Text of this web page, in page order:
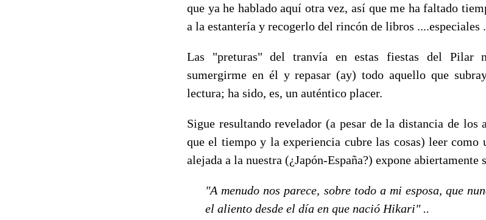
que ya he hablado aquí otra vez, así que me ha faltado
a la estantería y recogerlo del rincón de libros ....especiales
Las "preturas" del tranvía en estas fiestas del Pilar
sumergirme en él y repasar (ay) todo aquello que
lectura; ha sido, es, un auténtico placer.
Sigue resultando revelador (a pesar de la distancia de los
que el tiempo y la experiencia cubre las cosas) leer como
alejada a la nuestra (¿Japón-España?) expone
"A menudo nos parece, sobre todo a mi esposa, que
el aliento desde el día en que nació Hikari" ..